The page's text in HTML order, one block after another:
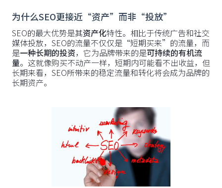
为什么SEO更接近“资产”而非“投放”
SEO的最大优势是其资产化特性。相比于传统广告和社交
媒体投放，SEO的流量不仅仅是“短期买来”的流量，而
是一种长期的投资，它为品牌带来的是可持续的有机流
量。这就像购买不动产一样，短期内可能看不出收益，但
长期来看，SEO所带来的稳定流量和转化将会成为品牌的
长期资产。